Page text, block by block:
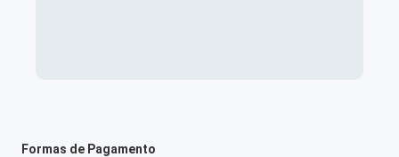
Formas de Pagamento